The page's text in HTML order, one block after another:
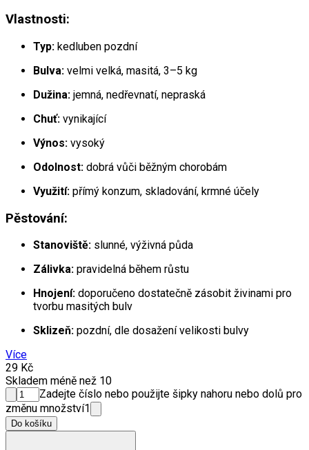
Vlastnosti:
Typ: kedluben pozdní
Bulva: velmi velká, masitá, 3–5 kg
Dužina: jemná, nedřevnatí, nepraská
Chuť: vynikající
Výnos: vysoký
Odolnost: dobrá vůči běžným chorobám
Využití: přímý konzum, skladování, krmné účely
Pěstování:
Stanoviště: slunné, výživná půda
Zálivka: pravidelná během růstu
Hnojení: doporučeno dostatečně zásobit živinami pro
tvorbu masitých bulv
Sklizeň: pozdní, dle dosažení velikosti bulvy
Více
29 Kč
Skladem méně než 10
Zadejte číslo nebo použijte šipky nahoru nebo dolů pro
změnu množství1
Do košíku